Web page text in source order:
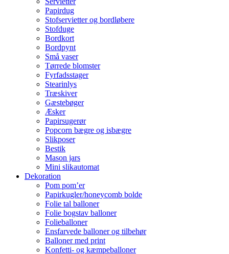
Papirdug
Stofservietter og bordløbere
Stofduge
Bordkort
Bordpynt
Små vaser
Tørrede blomster
Fyrfadsstager
Stearinlys
Træskiver
Gæstebøger
Æsker
Papirsugerør
Popcorn bægre og isbægre
Slikposer
Bestik
Mason jars
Mini slikautomat
Dekoration
Pom pom’er
Papirkugler/honeycomb bolde
Folie tal balloner
Folie bogstav balloner
Folieballoner
Ensfarvede balloner og tilbehør
Balloner med print
Konfetti- og kæmpeballoner